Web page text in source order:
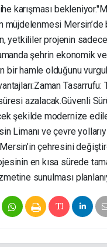
karışması bekleniyor.
müjdelenmesi
yetkililer projenin
şehrin ekonomik
bir hamle olduğunu
​Zaman Tasarrufu:
azalacak. ​Güvenli
şekilde modernize
Limanı ve çevre
çehresini
en kısa sürede
sunulması